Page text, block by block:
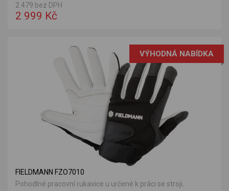
2 479 bez DPH
2 999 Kč
VÝHODNÁ NABÍDKA
FIELDMANN FZO7010
Pohodlné pracovní rukavice u určené k práci se stroji.